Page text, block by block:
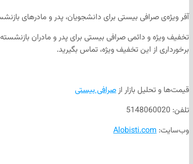
‌آفر ویژه‌ی صرافی بیستی برای دانشجویان، پدر و مادرهای
تخفیف ویژه و دائمی صرافی بیستی برای پدر و مادران
برخورداری از این تخفیف ویژه، تماس بگیرید.
قیمت‌ها و تحلیل بازار ازصرافی بیستی
تلفن: 5148060020
وب‌سایت: Alobisti.com